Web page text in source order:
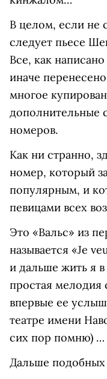
В целом, если не
следует пьесе
Все, как
иначе
многое
дополнительные
номеров.
Как ни странно,
номер, который
популярным, и
певицами всех
Это «Вальс» из
называется «Je
и дальше жить я в
простая мелодия
впервые ее
театре имени
сих пор помню) …
Дальше